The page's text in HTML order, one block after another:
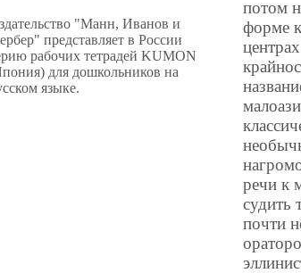
"Манн, Иванов и
представляет в России
рабочих тетрадей KUMON
для дошкольников на
языке.
потом
форме
речи к
судить
почти